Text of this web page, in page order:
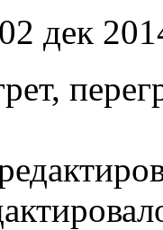
02 дек